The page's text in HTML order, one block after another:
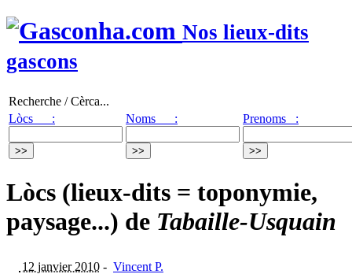
Nos lieux-dits
gascons
Recherche / Cèrca...
Lòcs :
Noms : Prenoms :
Lòcs (lieux-dits = toponymie,
paysage...) de Tabaille-Usquain
12 janvier 2010 - Vincent P.